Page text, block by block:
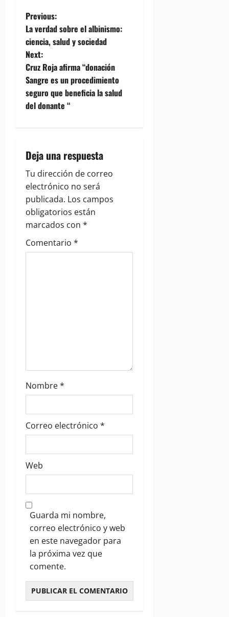
P
o
s
t
n
v
i
g
a
t
i
Previous:
La verdad sobre el albinismo:
ciencia, salud y sociedad
Next:
Cruz Roja afirma “donación
Sangre es un procedimiento
seguro que beneficia la salud
del donante “
Deja una respuesta
Tu dirección de correo
electrónico no será
publicada. Los campos
obligatorios están
marcados con *
Comentario *
Nombre*
Correo electrónico *
Web
Guarda mi nombre,
correo electrónico y web
en este navegador para
la próxima vez que
comente.